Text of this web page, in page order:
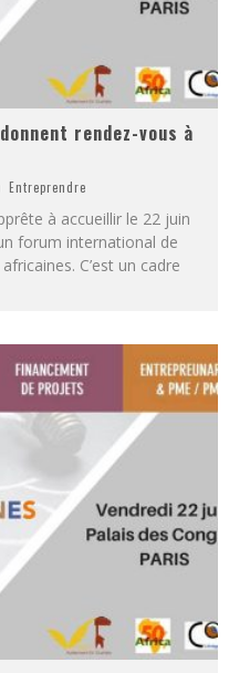
rendez-vous à
Entreprendre
à accueillir le 22 juin
forum international de
C’est un cadre